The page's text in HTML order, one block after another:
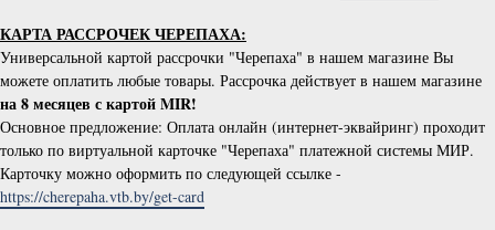
КАРТА РАССРОЧЕК ЧЕРЕПАХА:
Универсальной картой рассрочки "Черепаха" в нашем магазине Вы
можете оплатить любые товары. Рассрочка действует в нашем магазине
на 8 месяцев с картой MIR!
Основное предложение: Оплата онлайн (интернет-эквайринг) проходит
только по виртуальной карточке "Черепаха" платежной системы МИР.
Карточку можно оформить по следующей ссылке -
https://cherepaha.vtb.by/get-card